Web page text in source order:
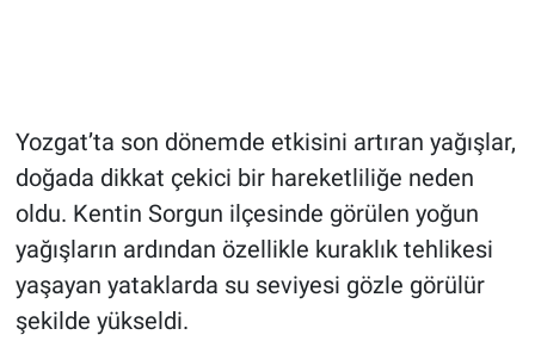
Yozgat’ta son dönemde etkisini artıran yağışlar,
doğada dikkat çekici bir hareketliliğe neden
oldu. Kentin Sorgun ilçesinde görülen yoğun
yağışların ardından özellikle kuraklık tehlikesi
yaşayan yataklarda su seviyesi gözle görülür
şekilde yükseldi.